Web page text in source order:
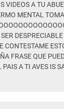
VIDEOS A TU
MENTAL
CONTESTAME
FRASE QUE
PAIS A TI AVES IS